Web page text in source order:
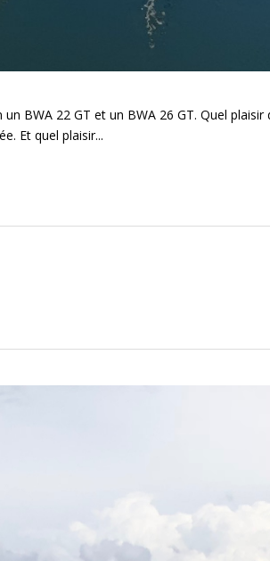
BWA 22 GT et un BWA 26 GT. Quel plaisir
Et quel plaisir...